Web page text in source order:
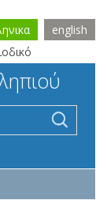
english